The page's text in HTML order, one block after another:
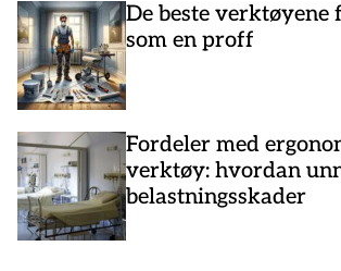
De beste verktøyene
som en proff
Fordeler med
verktøy: hvordan
belastningsskader